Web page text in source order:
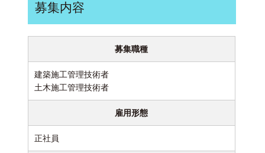
募集内容
募集職種
建築施工管理技術者
土木施工管理技術者
雇用形態
正社員